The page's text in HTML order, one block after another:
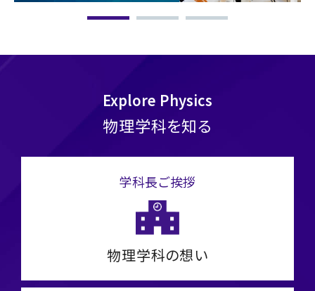
物理学科を知る
学科長ご挨拶
物理学科の想い